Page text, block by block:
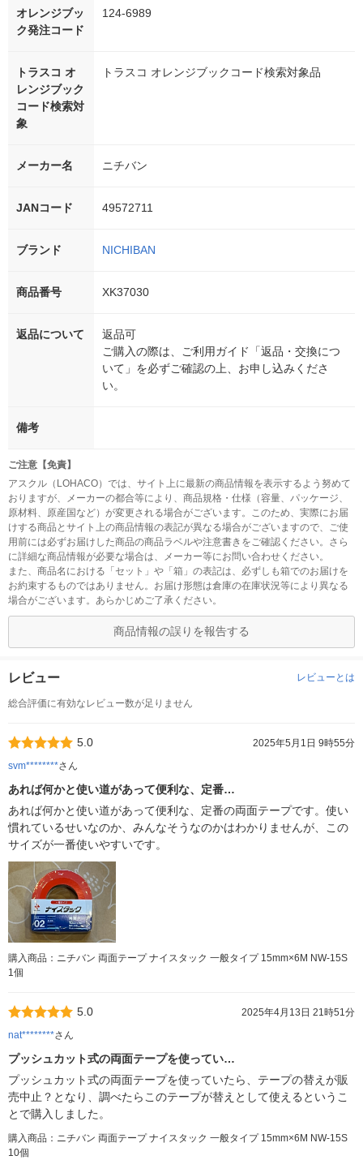
オレンジブッ
ク発注コード
124-6989
トラスコ オ
レンジブック
コード検索対
象
トラスコ オレンジブックコード検索対象品
メーカー名 ニチバン
JANコード 49572711
ブランド NICHIBAN
商品番号 XK37030
返品について
返品可
ご購入の際は、ご利用ガイド「返品・交換につ
いて」を必ずご確認の上、お申し込みくださ
い。
備考
ご注意【免責】
アスクル（LOHACO）では、サイト上に最新の商品情報を表示するよう努めて
おりますが、メーカーの都合等により、商品規格・仕様（容量、パッケージ、
原材料、原産国など）が変更される場合がございます。このため、実際にお届
けする商品とサイト上の商品情報の表記が異なる場合がございますので、ご使
用前には必ずお届けした商品の商品ラベルや注意書きをご確認ください。さら
に詳細な商品情報が必要な場合は、メーカー等にお問い合わせください。
また、商品名における「セット」や「箱」の表記は、必ずしも箱でのお届けを
お約束するものではありません。お届け形態は倉庫の在庫状況等により異なる
場合がございます。あらかじめご了承ください。
商品情報の誤りを報告する
レビュー レビューとは
総合評価に有効なレビュー数が足りません
5.0
2025年5月1日 9時55分
svm********さん
あれば何かと使い道があって便利な、定番…
あれば何かと使い道があって便利な、定番の両面テープです。使い
慣れているせいなのか、みんなそうなのかはわかりませんが、この
サイズが一番使いやすいです。
購入商品：ニチバン 両面テープ ナイスタック 一般タイプ 15mm×6M NW-15S
1個
5.0
2025年4月13日 21時51分
nat********さん
プッシュカット式の両面テープを使ってい…
プッシュカット式の両面テープを使っていたら、テープの替えが販
売中止？となり、調べたらこのテープが替えとして使えるというこ
とで購入しました。
購入商品：ニチバン 両面テープ ナイスタック 一般タイプ 15mm×6M NW-15S
10個